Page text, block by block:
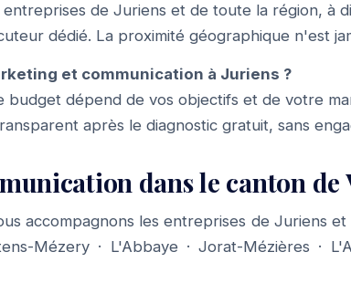
entreprises de Juriens et de toute la région, à
dédié. La proximité géographique n'est
et communication à Juriens ?
budget dépend de vos objectifs et de votre
après le diagnostic gratuit, sans
dans le canton de
accompagnons les entreprises de Juriens
Mézery · L'Abbaye · Jorat-Mézières ·